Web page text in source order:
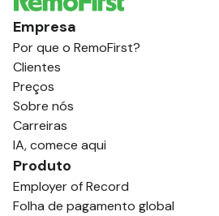
Empresa
Por que o RemoFirst?
Clientes
Preços
Sobre nós
Carreiras
IA, comece aqui
Produto
Employer of Record
Folha de pagamento global